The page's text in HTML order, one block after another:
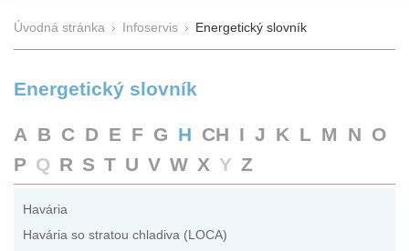
Úvodná stránka › Infoservis › Energetický slovník
Energetický slovník
A B C D E F G H CH I J K L M N O
P Q R S T U V W X Y Z
Havária
Havária so stratou chladiva (LOCA)